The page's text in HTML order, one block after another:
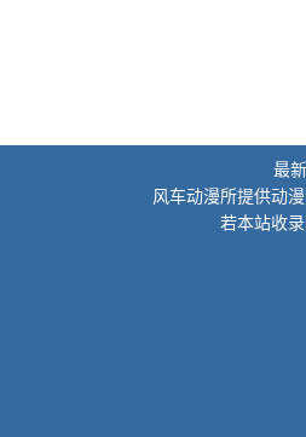
最
风车动漫所提供动
若本站收